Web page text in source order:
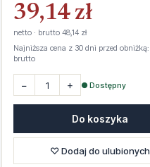
39,14 zł
netto · brutto 48,14 zł
Najniższa cena z 30 dni przed obniżką:
brutto
− + ● Dostępny
Do koszyka
♡ Dodaj do ulubionych